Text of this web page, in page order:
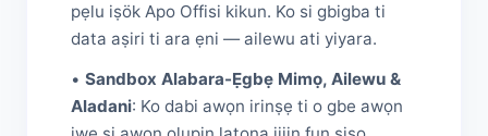
pẹlu iṣök Apo Offisi kikun. Ko si gbigba ti
data aṣiri ti ara ẹni — ailewu ati yiyara.
• Sandbox Alabara-Ẹgbẹ Mimọ, Ailewu &
Aladani: Ko dabi awọn irinṣẹ ti o gbe awọn